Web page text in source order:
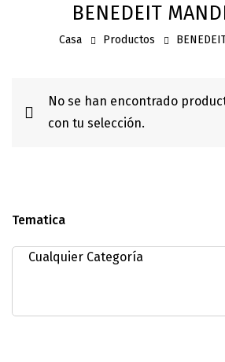
BENEDEIT
Casa Productos
Tematica
No se han encontrado
con tu selección.